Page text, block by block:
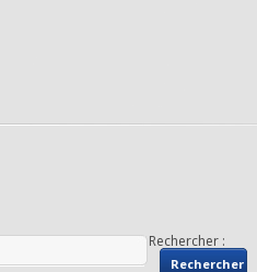
Rechercher :